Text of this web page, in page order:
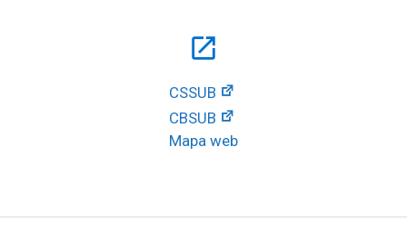
open_in_new
CSSUB
CBSUB
Mapa web